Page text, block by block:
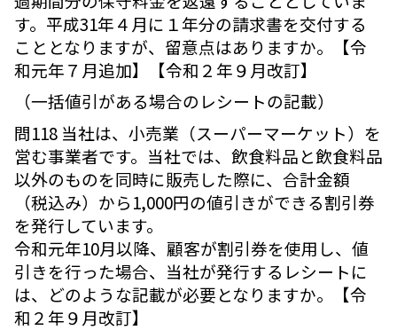
す。平成31年４月に１年分の請求書を交付する
こととなりますが、留意点はありますか。【令
和元年７月追加】【令和２年９月改訂】
（一括値引がある場合のレシートの記載）
問118 当社は、小売業（スーパーマーケット）を
営む事業者です。当社では、飲食料品と飲食料品
以外のものを同時に販売した際に、合計金額
（税込み）から1,000円の値引きができる割引券
を発行しています。
令和元年10月以降、顧客が割引券を使用し、値
引きを行った場合、当社が発行するレシートに
は、どのような記載が必要となりますか。【令
和２年９月改訂】